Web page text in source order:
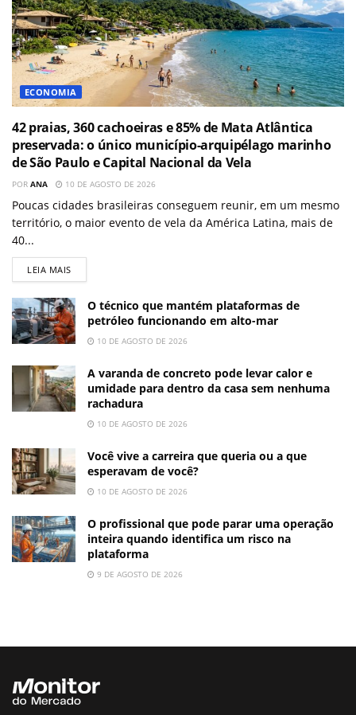
ECONOMIA
42 praias, 360 cachoeiras e 85% de Mata Atlântica
preservada: o único município-arquipélago marinho
de São Paulo e Capital Nacional da Vela
POR ANA 10 DE AGOSTO DE 2026
Poucas cidades brasileiras conseguem reunir, em um mesmo
território, o maior evento de vela da América Latina, mais de
40...
LEIA MAIS
O técnico que mantém plataformas de
petróleo funcionando em alto-mar
10 DE AGOSTO DE 2026
A varanda de concreto pode levar calor e
umidade para dentro da casa sem nenhuma
rachadura
10 DE AGOSTO DE 2026
Você vive a carreira que queria ou a que
esperavam de você?
10 DE AGOSTO DE 2026
O profissional que pode parar uma operação
inteira quando identifica um risco na
plataforma
9 DE AGOSTO DE 2026